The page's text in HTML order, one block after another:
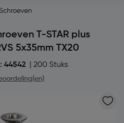
T-STAR plus
5x35mm TX20
44542 | 200 Stuks